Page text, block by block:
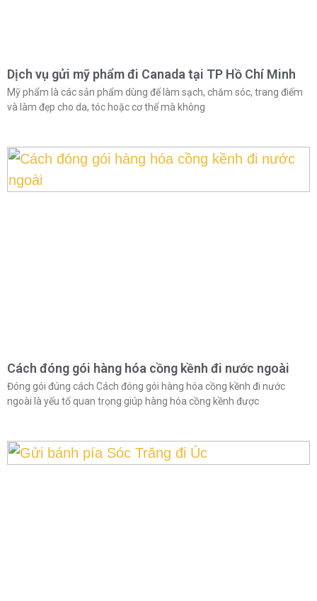
Dịch vụ gửi mỹ phẩm đi Canada tại TP Hồ Chí Minh
Mỹ phẩm là các sản phẩm dùng để làm sạch, chăm sóc, trang điểm
và làm đẹp cho da, tóc hoặc cơ thể mà không
Cách đóng gói hàng hóa cồng kềnh đi nước ngoài
Đóng gói đúng cách Cách đóng gói hàng hóa cồng kềnh đi nước
ngoài là yếu tố quan trọng giúp hàng hóa cồng kềnh được